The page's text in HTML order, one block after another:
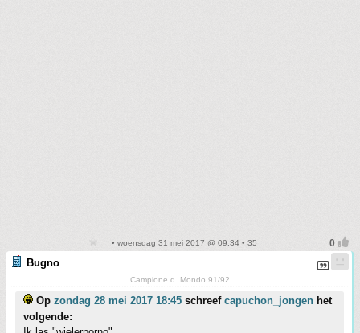
• woensdag 31 mei 2017 @ 09:34 • 35
Bugno
Campione d. Mondo 91/92
Op zondag 28 mei 2017 18:45 schreef capuchon_jongen het
volgende: